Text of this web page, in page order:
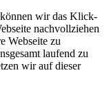
wir das Klick-
nachvollziehen
Webseite zu
laufend zu
wir auf dieser